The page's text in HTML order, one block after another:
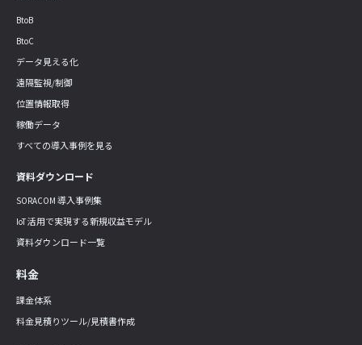
BtoB
BtoC
データ見える化
遠隔監視/制御
位置情報取得
稼働データ
すべての導入事例を見る
資料ダウンロード
SORACOM 導入事例集
IoT 活用で実現する新規収益モデル
資料ダウンロード一覧
料金
課金体系
料金見積りツール/見積書作成